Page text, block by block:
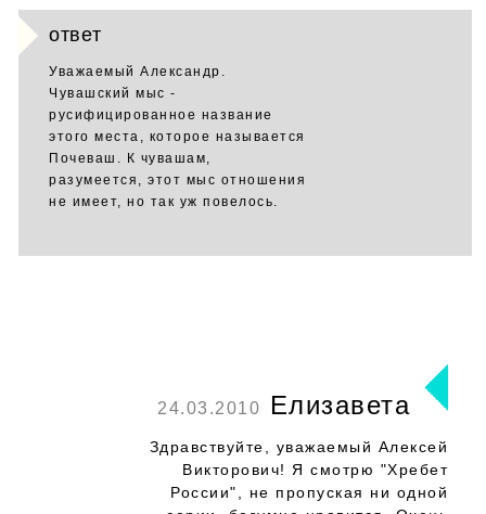
ответ
Уважаемый Александр.
Чувашский мыс -
русифицированное название
этого места, которое называется
Почеваш. К чувашам,
разумеется, этот мыс отношения
не имеет, но так уж повелось.
24.03.2010 Елизавета
Здравствуйте, уважаемый Алексей
Викторович! Я смотрю "Хребет
России", не пропуская ни одной